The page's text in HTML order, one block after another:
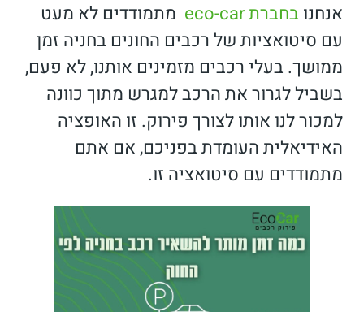
אנחנו בחברת eco-car
מתמודדים לא מעט
עם סיטואציות של רכבים החונים בחניה זמן
ממושך. בעלי רכבים מזמינים אותנו, לא פעם,
בשביל לגרור את הרכב למגרש מתוך כוונה
למכור לנו אותו לצורך פירוק. זו האופציה
האידיאלית העומדת בפניכם, אם אתם
מתמודדים עם סיטואציה זו.